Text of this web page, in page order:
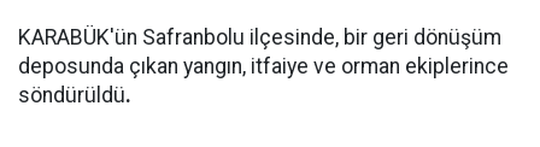
KARABÜK'ün Safranbolu ilçesinde, bir geri dönüşüm
deposunda çıkan yangın, itfaiye ve orman ekiplerince
söndürüldü.